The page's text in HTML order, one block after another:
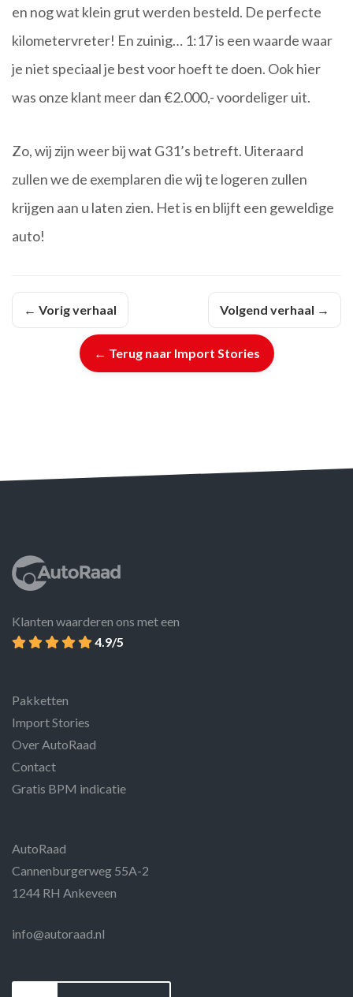
en nog wat klein grut werden besteld. De perfecte
kilometervreter! En zuinig… 1:17 is een waarde waar
je niet speciaal je best voor hoeft te doen. Ook hier
was onze klant meer dan €2.000,- voordeliger uit.
Zo, wij zijn weer bij wat G31’s betreft. Uiteraard
zullen we de exemplaren die wij te logeren zullen
krijgen aan u laten zien. Het is en blijft een geweldige
auto!
← Vorig verhaal
← Terug naar Import Stories
Volgend verhaal →
Klanten waarderen ons met een
4.9/5
Pakketten
Import Stories
Over AutoRaad
Contact
Gratis BPM indicatie
AutoRaad
Cannenburgerweg 55A-2
1244 RH Ankeveen
info@autoraad.nl